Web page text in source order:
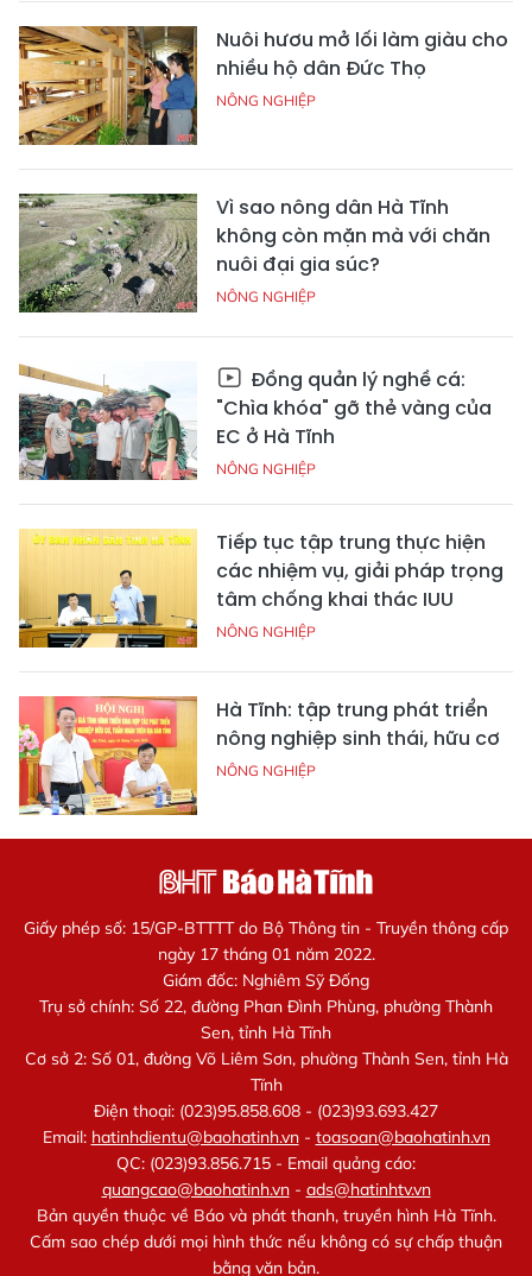
Nuôi hươu mở lối làm giàu cho
nhiều hộ dân Đức Thọ
NÔNG NGHIỆP
Vì sao nông dân Hà Tĩnh
không còn mặn mà với chăn
nuôi đại gia súc?
NÔNG NGHIỆP
Đồng quản lý nghề cá:
"Chìa khóa" gỡ thẻ vàng của
EC ở Hà Tĩnh
NÔNG NGHIỆP
Tiếp tục tập trung thực hiện
các nhiệm vụ, giải pháp trọng
tâm chống khai thác IUU
NÔNG NGHIỆP
Hà Tĩnh: tập trung phát triển
nông nghiệp sinh thái, hữu cơ
NÔNG NGHIỆP
Giấy phép số: 15/GP-BTTTT do Bộ Thông tin - Truyền thông cấp
ngày 17 tháng 01 năm 2022.
Giám đốc: Nghiêm Sỹ Đống
Trụ sở chính: Số 22, đường Phan Đình Phùng, phường Thành
Sen, tỉnh Hà Tĩnh
Cơ sở 2: Số 01, đường Võ Liêm Sơn, phường Thành Sen, tỉnh Hà
Tĩnh
Điện thoại: (023)95.858.608 - (023)93.693.427
Email: hatinhdientu@baohatinh.vn- toasoan@baohatinh.vn
QC: (023)93.856.715 - Email quảng cáo:
quangcao@baohatinh.vn- ads@hatinhtv.vn
Bản quyền thuộc về Báo và phát thanh, truyền hình Hà Tĩnh.
Cấm sao chép dưới mọi hình thức nếu không có sự chấp thuận
bằng văn bản.